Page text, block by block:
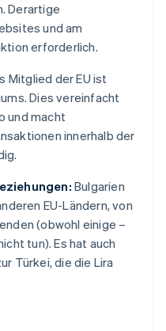
Derartige
und am
erforderlich.
Mitglied der EU ist
Dies vereinfacht
und macht
innerhalb der
Bulgarien
EU-Ländern, von
(obwohl einige –
tun). Es hat auch
Türkei, die die Lira